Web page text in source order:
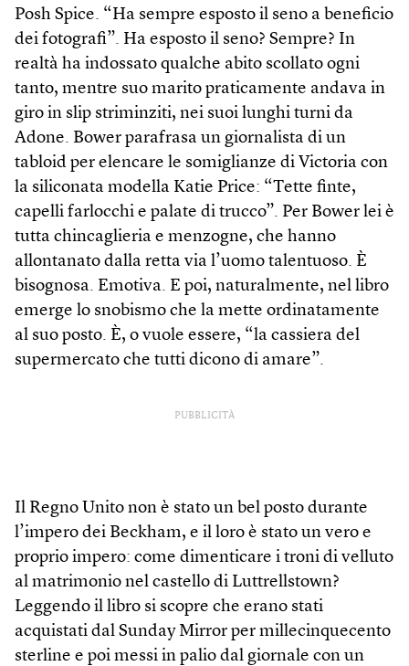
Posh Spice. “Ha sempre esposto il seno a beneficio
dei fotografi”. Ha esposto il seno? Sempre? In
realtà ha indossato qualche abito scollato ogni
tanto, mentre suo marito praticamente andava in
giro in slip striminziti, nei suoi lunghi turni da
Adone. Bower parafrasa un giornalista di un
tabloid per elencare le somiglianze di Victoria con
la siliconata modella Katie Price: “Tette finte,
capelli farlocchi e palate di trucco”. Per Bower lei è
tutta chincaglieria e menzogne, che hanno
allontanato dalla retta via l’uomo talentuoso. È
bisognosa. Emotiva. E poi, naturalmente, nel libro
emerge lo snobismo che la mette ordinatamente
al suo posto. È, o vuole essere, “la cassiera del
supermercato che tutti dicono di amare”.
PUBBLICITÀ
Il Regno Unito non è stato un bel posto durante
l’impero dei Beckham, e il loro è stato un vero e
proprio impero: come dimenticare i troni di velluto
al matrimonio nel castello di Luttrellstown?
Leggendo il libro si scopre che erano stati
acquistati dal Sunday Mirror per millecinquecento
sterline e poi messi in palio dal giornale con un